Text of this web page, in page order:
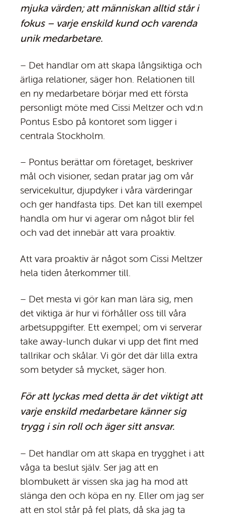
mjuka värden; att människan alltid står i
fokus – varje enskild kund och varenda
unik medarbetare.
– Det handlar om att skapa långsiktiga och
ärliga relationer, säger hon. Relationen till
en ny medarbetare börjar med ett första
personligt möte med Cissi Meltzer och vd:n
Pontus Esbo på kontoret som ligger i
centrala Stockholm.
– Pontus berättar om företaget, beskriver
mål och visioner, sedan pratar jag om vår
servicekultur, djupdyker i våra värderingar
och ger handfasta tips. Det kan till exempel
handla om hur vi agerar om något blir fel
och vad det innebär att vara proaktiv.
Att vara proaktiv är något som Cissi Meltzer
hela tiden återkommer till.
– Det mesta vi gör kan man lära sig, men
det viktiga är hur vi förhåller oss till våra
arbetsuppgifter. Ett exempel; om vi serverar
take away-lunch dukar vi upp det fint med
tallrikar och skålar. Vi gör det där lilla extra
som betyder så mycket, säger hon.
För att lyckas med detta är det viktigt att
varje enskild medarbetare känner sig
trygg i sin roll och äger sitt ansvar.
– Det handlar om att skapa en trygghet i att
våga ta beslut själv. Ser jag att en
blombukett är vissen ska jag ha mod att
slänga den och köpa en ny. Eller om jag ser
att en stol står på fel plats, då ska jag ta